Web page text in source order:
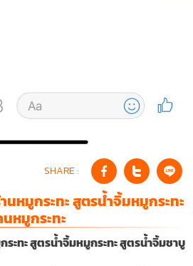
SHARE :
นหมูกระทะ สูตรน้ำจิ้มหมูกระทะ
หมูกระทะ
ระทะ สูตรน้ำจิ้มหมูกระทะ สูตรน้ำจิ้มชาบู